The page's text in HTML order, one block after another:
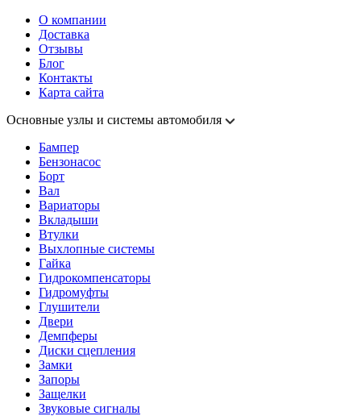
О компании
Доставка
Отзывы
Блог
Контакты
Карта сайта
Основные узлы и системы автомобиля
Бампер
Бензонасос
Борт
Вал
Вариаторы
Вкладыши
Втулки
Выхлопные системы
Гайка
Гидрокомпенсаторы
Гидромуфты
Глушители
Двери
Демпферы
Диски сцепления
Замки
Запоры
Защелки
Звуковые сигналы